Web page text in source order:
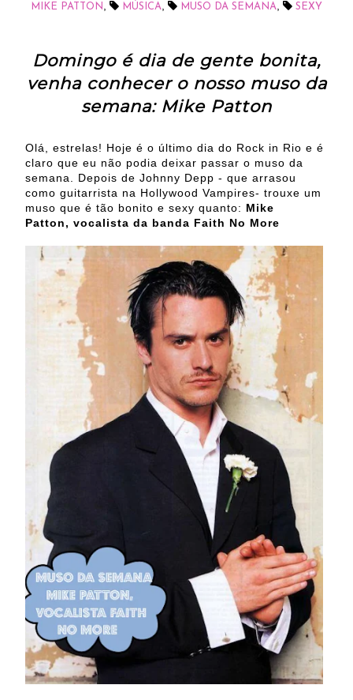
MIKE PATTON, MÚSICA, MUSO DA SEMANA, SEXY
Domingo é dia de gente bonita,
venha conhecer o nosso muso da
semana: Mike Patton
Olá, estrelas! Hoje é o último dia do Rock in Rio e é
claro que eu não podia deixar passar o muso da
semana. Depois de Johnny Depp - que arrasou
como guitarrista na Hollywood Vampires- trouxe um
muso que é tão bonito e sexy quanto: Mike
Patton, vocalista da banda Faith No More